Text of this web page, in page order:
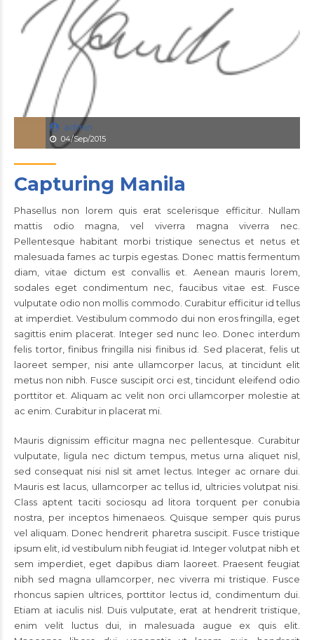
admin
04/Sep/2015
Capturing Manila
Phasellus non lorem quis erat scelerisque efficitur. Nullam
mattis odio magna, vel viverra magna viverra nec.
Pellentesque habitant morbi tristique senectus et netus et
malesuada fames ac turpis egestas. Donec mattis fermentum
diam, vitae dictum est convallis et. Aenean mauris lorem,
sodales eget condimentum nec, faucibus vitae est. Fusce
vulputate odio non mollis commodo. Curabitur efficitur id tellus
at imperdiet. Vestibulum commodo dui non eros fringilla, eget
sagittis enim placerat. Integer sed nunc leo. Donec interdum
felis tortor, finibus fringilla nisi finibus id. Sed placerat, felis ut
laoreet semper, nisi ante ullamcorper lacus, at tincidunt elit
metus non nibh. Fusce suscipit orci est, tincidunt eleifend odio
porttitor et. Aliquam ac velit non orci ullamcorper molestie at
ac enim. Curabitur in placerat mi.
Mauris dignissim efficitur magna nec pellentesque. Curabitur
vulputate, ligula nec dictum tempus, metus urna aliquet nisl,
sed consequat nisi nisl sit amet lectus. Integer ac ornare dui.
Mauris est lacus, ullamcorper ac tellus id, ultricies volutpat nisi.
Class aptent taciti sociosqu ad litora torquent per conubia
nostra, per inceptos himenaeos. Quisque semper quis purus
vel aliquam. Donec hendrerit pharetra suscipit. Fusce tristique
ipsum elit, id vestibulum nibh feugiat id. Integer volutpat nibh et
sem imperdiet, eget dapibus diam laoreet. Praesent feugiat
nibh sed magna ullamcorper, nec viverra mi tristique. Fusce
rhoncus sapien ultrices, porttitor lectus id, condimentum dui.
Etiam at iaculis nisl. Duis vulputate, erat at hendrerit tristique,
enim velit luctus dui, in malesuada augue ex quis elit.